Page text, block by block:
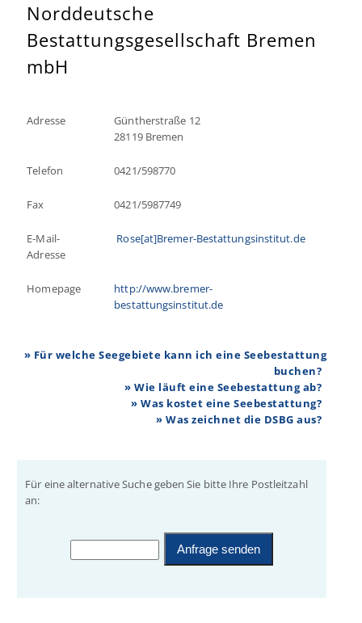
Norddeutsche
Bestattungsgesellschaft Bremen
mbH
Adresse
Güntherstraße 12
28119 Bremen
Telefon 0421/598770
Fax 0421/5987749
E-Mail-
Adresse
Rose[at]Bremer-Bestattungsinstitut.de
Homepage
http://www.bremer-
bestattungsinstitut.de
» Für welche Seegebiete kann ich eine Seebestattung
buchen?
» Wie läuft eine Seebestattung ab?
» Was kostet eine Seebestattung?
» Was zeichnet die DSBG aus?
Für eine alternative Suche geben Sie bitte Ihre Postleitzahl
an: